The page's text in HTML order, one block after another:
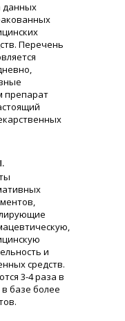
данных
Перечень
препарат
и
средств.
3-4 раза в
базе более